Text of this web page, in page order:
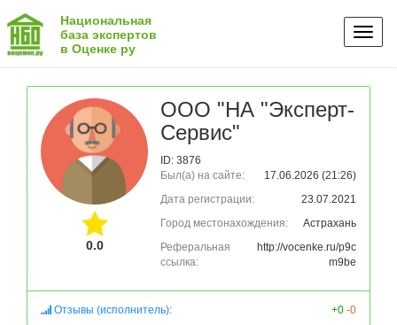
Национальная
база экспертов
в Оценке ру
0.0
ООО "НА "Эксперт-
Сервис"
ID: 3876
Был(а) на сайте:
17.06.2026 (21:26)
Дата регистрации:
23.07.2021
Город местонахождения:
Астрахань
Реферальная
ссылка:
http://vocenke.ru/p9c
m9be
Отзывы (исполнитель): +0 -0